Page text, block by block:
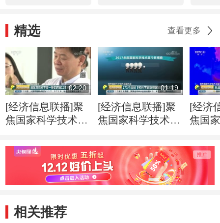
精选 查看更多
02:20
[经济信息联播]聚
焦国家科学技术奖
科学奖一等奖时隔
11年迎来“双响”
01:19
[经济信息联播]聚
焦国家科学技术奖
9名科学家获得国
家科学技术奖
[经济
焦国
云德
家最
相关推荐